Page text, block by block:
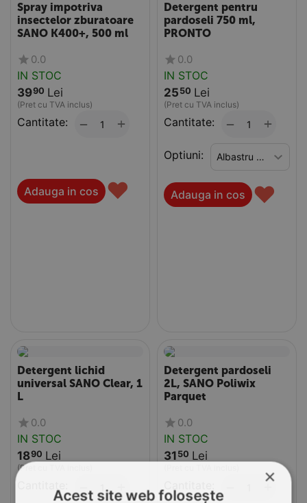
Spray impotriva
insectelor zburatoare
SANO K400+, 500 ml
0.0
IN STOC
3990 Lei
(Pret cu TVA inclus)
Cantitate: +
−
Adauga in cos ♥
Detergent pentru
pardoseli 750 ml,
PRONTO
0.0
IN STOC
25 50 Lei
(Pret cu TVA inclus)
Cantitate: +
−
Optiuni:
Adauga in cos ♥
Detergent lichid
universal SANO Clear, 1
L
0.0
IN STOC
1890 Lei
(Pret cu TVA inclus)
Detergent pardoseli
2L, SANO Poliwix
Parquet
0.0
IN STOC
31 50 Lei
+×
Acest site web folosește